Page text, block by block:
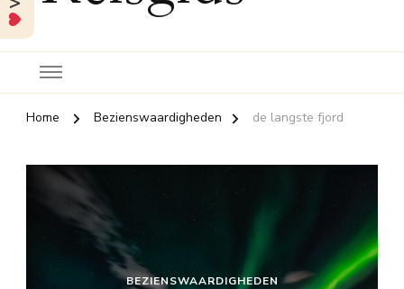
Home Bezienswaardigheden de langste fjord
BEZIENSWAARDIGHEDEN